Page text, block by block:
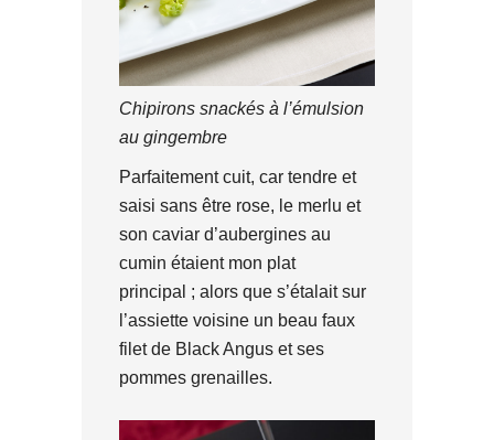
Chipirons snackés à l’émulsion
au gingembre
Parfaitement cuit, car tendre et
saisi sans être rose, le merlu et
son caviar d’aubergines au
cumin étaient mon plat
principal ; alors que s’étalait sur
l’assiette voisine un beau faux
filet de Black Angus et ses
pommes grenailles.